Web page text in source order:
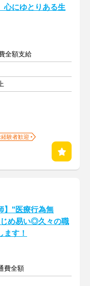
心にゆとりある生
全額支給
経験者歓迎
】"医療行為無
め易い◎久々の職
ます！
費全額